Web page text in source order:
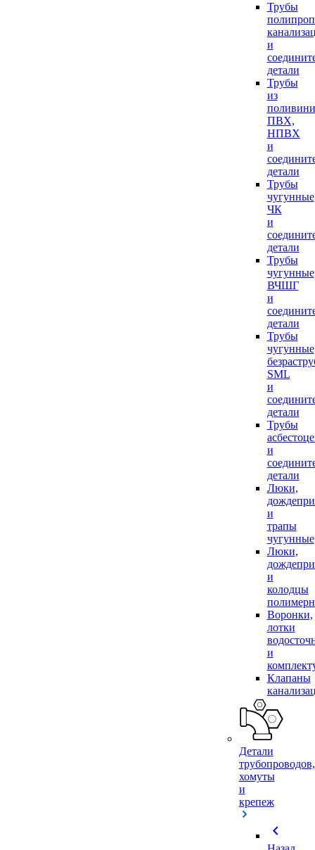
Трубы
и
детали
Трубы
из
ПВХ,
НПВХ
и
детали
Трубы
чугунные
ЧК
и
детали
Трубы
чугунные
ВЧШГ
и
детали
Трубы
чугунные
SML
и
детали
Трубы
и
детали
Люки,
и
трапы
чугунные
Люки,
и
колодцы
Воронки,
лотки
и
Клапаны
Детали
трубопроводов,
хомуты
и
крепеж
chevron_left